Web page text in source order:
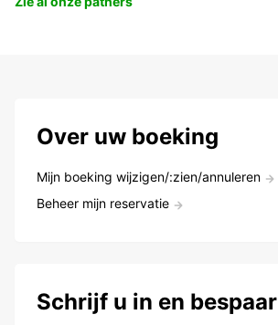
Over uw boeking
Mijn boeking wijzigen/:zien/annuleren
Beheer mijn reservatie
Schrijf u in en bespaar